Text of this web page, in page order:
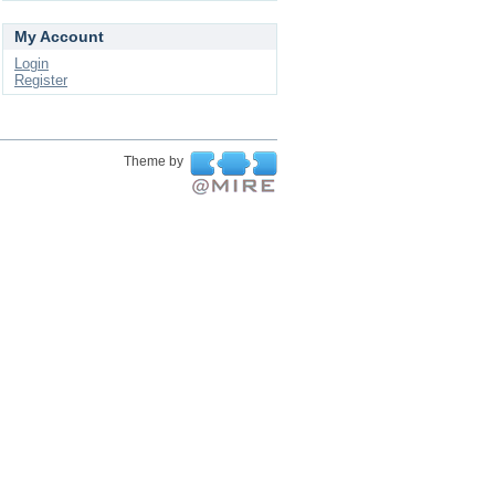
My Account
Login
Register
Theme by